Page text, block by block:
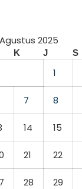
Agustus 2025
K J S
1
7 8
14 15
21 22
28 29